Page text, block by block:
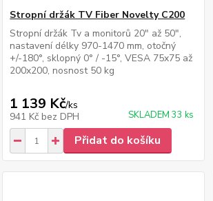
Stropní držák TV Fiber Novelty C200
Stropní držák Tv a monitorů 20" až 50",
nastavení délky 970-1470 mm, otočný
+/-180°, sklopný 0° / -15°, VESA 75x75 až
200x200, nosnost 50 kg
1 139 Kč/ks
941 Kč bez DPH SKLADEM 33 ks
Přidat do košíku